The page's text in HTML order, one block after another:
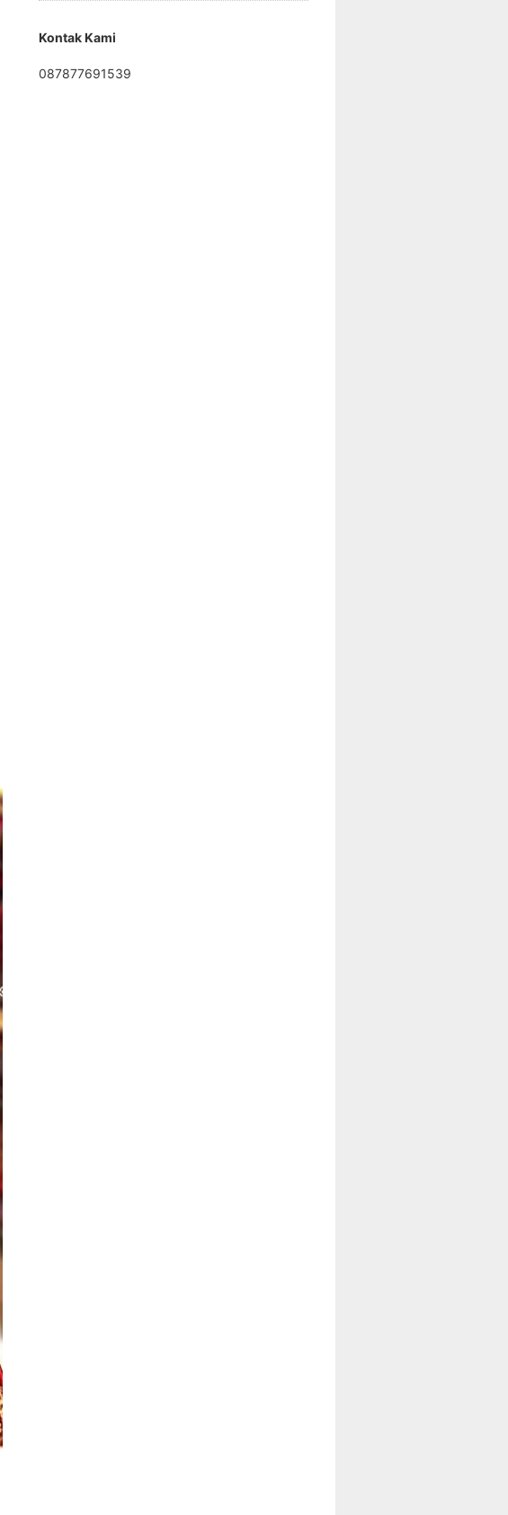
Kontak Kami
087877691539